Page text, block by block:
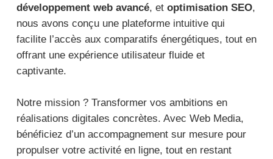
développement web avancé, et optimisation SEO,
nous avons conçu une plateforme intuitive qui
facilite l’accès aux comparatifs énergétiques, tout en
offrant une expérience utilisateur fluide et
captivante.
Notre mission ? Transformer vos ambitions en
réalisations digitales concrètes. Avec Web Media,
bénéficiez d’un accompagnement sur mesure pour
propulser votre activité en ligne, tout en restant